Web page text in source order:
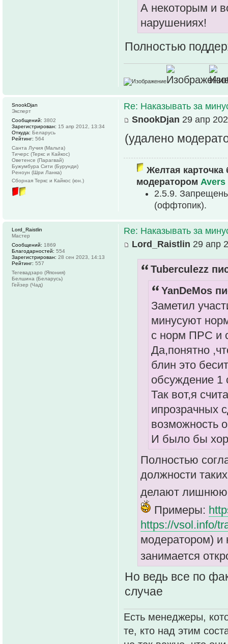
А некоторым и
нарушениях!
Полностью
Re: Наказывать за
SnookDjan 29 апр
(удалено
Желтая карточка
модератором Avers
2.5.9.
(оффтопик).
SnookDjan
Эксперт
Сообщений: 3802
Зарегистрирован: 15 апр 2012, 13:34
Откуда: Беларусь
Рейтинг: 564
Санта Лучия (Мальта)
Тичерс (Теркс и Кайкос)
Оветенсе (Парагвай)
Бужумбура Сити (Бурунди)
Реноун (Шри Ланка)
Сборная Теркс и Кайкос (юн.)
Re: Наказывать за
Lord_Raistlin 29 апр
Tuberculezz
YanDeMos
Заметил
минусуют
с норм ПРС и
Да,понятно
блин это
обсуждение 1
Так вот,я
ипрозрачных
возможность
И было бы
Полностью
должности
делают лишнюю
Примеры:
https://vsol.info/
модератором) и
занимается
Но ведь все по
случае
Есть менеджеры,
те, кто над этим
Lord_Raistlin
Мастер
Сообщений: 1869
Благодарностей: 554
Зарегистрирован: 28 сен 2023, 14:13
Рейтинг: 557
Тегевадзаро (Япония)
Белшина (Беларусь)
Гейзер (Чад)